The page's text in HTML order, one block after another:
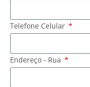
Telefone Celular
Endereço - Rua